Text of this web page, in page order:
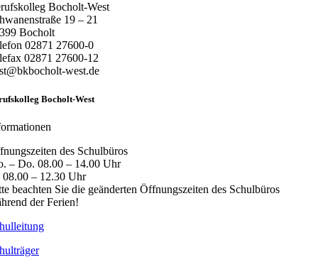
Bocholt-West
19 – 21
Bocholt
02871 27600-0
02871 27600-12
west.de
Bocholt-West
des Schulbüros
– Do. 08.00 – 14.00 Uhr
08.00 – 12.30 Uhr
beachten Sie die geänderten Öffnungszeiten des Schulbüros
der Ferien!